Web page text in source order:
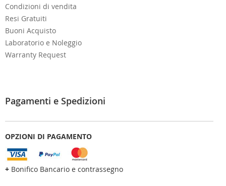
Condizioni di vendita
Resi Gratuiti
Buoni Acquisto
Laboratorio e Noleggio
Warranty Request
Pagamenti e Spedizioni
OPZIONI DI PAGAMENTO
+ Bonifico Bancario e contrassegno